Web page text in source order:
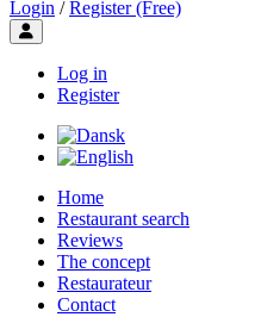
Login / Register (Free)
Toggle user menu
Log in
Register
Home
Restaurant search
Reviews
The concept
Restaurateur
Contact